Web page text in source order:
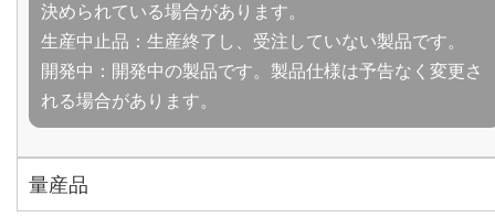
決められている場合があります。
生産中止品：生産終了し、受注していない製品です。
開発中：開発中の製品です。製品仕様は予告なく変更さ
れる場合があります。
量産品